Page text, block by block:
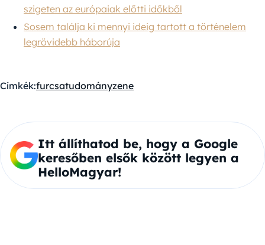
szigeten az európaiak előtti időkből
Sosem találja ki mennyi ideig tartott a történelem
legrövidebb háborúja
Címkék:furcsatudományzene
Itt állíthatod be, hogy a Google
keresőben elsők között legyen a
HelloMagyar!